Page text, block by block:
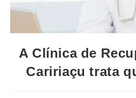
A Clínica de
Caririaçu trata